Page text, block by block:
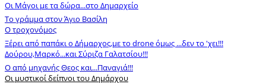
Οι Μάγοι με τα δώρα...στο Δημαρχείο
Το γράμμα στον Άγιο Βασίλη
Ο τροχονόμος
Ξέρει από παπάκι ο Δήμαρχος,με το drone όμως ...δεν το 'χει!!!
Δούρου,Μαρκό...και Σύριζα Γαλατσίου!!!
Ο από μηχανής Θεος και...Παναγιά!!!
Οι μυστικοί δείπνοι του Δημάρχου